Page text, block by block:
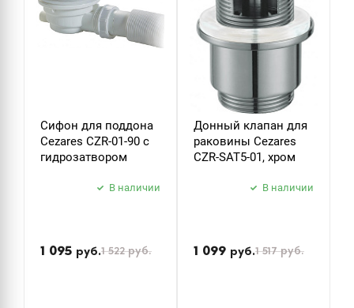
Сифон для поддона
Cezares CZR-01-90 с
гидрозатвором
В наличии
1 095 руб.1 522руб.
Донный клапан для
раковины Cezares
CZR-SAT5-01, хром
В наличии
1 099 руб.1 517руб.